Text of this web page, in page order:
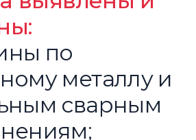
по
металлу и
сварным